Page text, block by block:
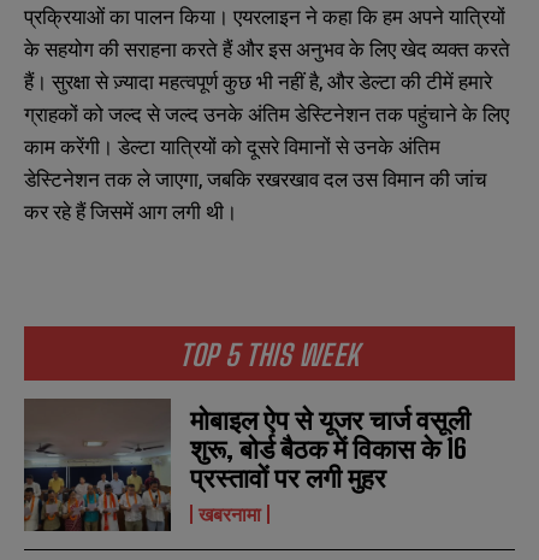
TOP 5 THIS WEEK
मोबाइल ऐप से यूजर चार्ज वसूली
शुरू, बोर्ड बैठक में विकास के 16
प्रस्तावों पर लगी मुहर
खबरनामा
प्रक्रियाओं का पालन किया। एयरलाइन ने कहा कि हम अपने यात्रियों
के सहयोग की सराहना करते हैं और इस अनुभव के लिए खेद व्यक्त करते
हैं। सुरक्षा से ज़्यादा महत्वपूर्ण कुछ भी नहीं है, और डेल्टा की टीमें हमारे
ग्राहकों को जल्द से जल्द उनके अंतिम डेस्टिनेशन तक पहुंचाने के लिए
काम करेंगी। डेल्टा यात्रियों को दूसरे विमानों से उनके अंतिम
डेस्टिनेशन तक ले जाएगा, जबकि रखरखाव दल उस विमान की जांच
कर रहे हैं जिसमें आग लगी थी।